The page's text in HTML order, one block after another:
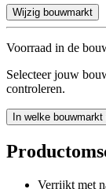
Wijzig bouwmarkt
Voorraad in de
Selecteer jouw
controleren.
In welke
Verrijkt met